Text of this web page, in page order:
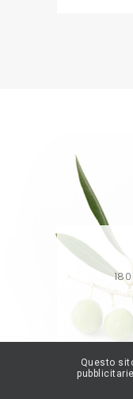
Questo